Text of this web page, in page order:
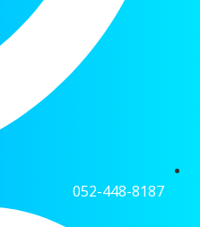
052-448-8187